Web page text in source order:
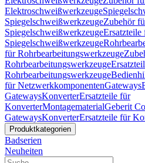
Elektroschweißwerkzeuge
SpiegelschweißwerkzeugeZubehör
Spiegelschweißwerkzeuge
Spiegelschweißwerkzeuge
für Rohrbearbeitungswerkzeuge
Rohrbearbeitungswerkzeuge
Rohrbearbeitungswerkzeuge
für NetzwerkkomponentenGateways
GatewaysKonverterErsatzteile für
KonverterMontagematerialGeberit
GatewaysKonverterErsatzteile für
Produktkategorien
Badserien
Neuheiten